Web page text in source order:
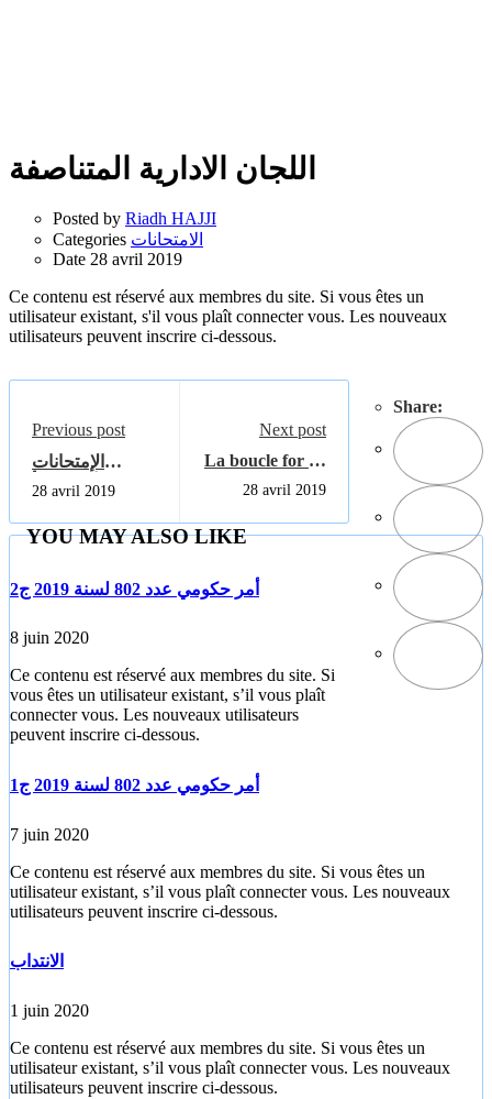
اللجان الادارية المتناصفة
Posted by Riadh HAJJI
Categories الامتحانات
Date 28 avril 2019
Ce contenu est réservé aux membres du site. Si vous êtes un
utilisateur existant, s'il vous plaît connecter vous. Les nouveaux
utilisateurs peuvent inscrire ci-dessous.
Share:
Previous post
الإمتحانات
والأسئلة ق-أ
28 avril 2019
Next post
La boucle for en
python
28 avril 2019
YOU MAY ALSO LIKE
أمر حكومي عدد 802 لسنة 2019 ج2
8 juin 2020
Ce contenu est réservé aux membres du site. Si
vous êtes un utilisateur existant, s’il vous plaît
connecter vous. Les nouveaux utilisateurs
peuvent inscrire ci-dessous.
أمر حكومي عدد 802 لسنة 2019 ج1
7 juin 2020
Ce contenu est réservé aux membres du site. Si vous êtes un
utilisateur existant, s’il vous plaît connecter vous. Les nouveaux
utilisateurs peuvent inscrire ci-dessous.
الانتداب
1 juin 2020
Ce contenu est réservé aux membres du site. Si vous êtes un
utilisateur existant, s’il vous plaît connecter vous. Les nouveaux
utilisateurs peuvent inscrire ci-dessous.